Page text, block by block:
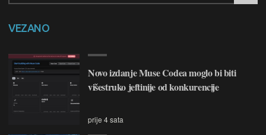
VEZANO
Novo izdanje Muse Codea moglo bi biti
višestruko jeftinije od konkurencije
prije 4 sata